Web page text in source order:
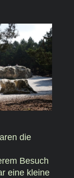
die
Besuch
eine kleine